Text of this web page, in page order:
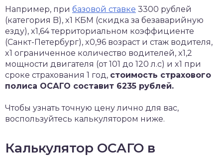
Например, при базовой ставке 3300 рублей
(категория B), x1 КБМ (скидка за безаварийную
езду), x1,64 территориальном коэффициенте
(Санкт-Петербург), x0,96 возраст и стаж водителя,
x1 ограниченное количество водителей, x1,2
мощности двигателя (от 101 до 120 л.с) и x1 при
сроке страхования 1 год, стоимость страхового
полиса ОСАГО составит 6235 рублей.
Чтобы узнать точную цену лично для вас,
воспользуйтесь калькулятором ниже.
Калькулятор ОСАГО в